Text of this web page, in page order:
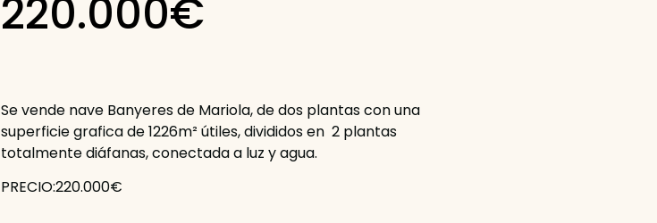
220.000€
Se vende nave Banyeres de Mariola, de dos plantas con una
superficie grafica de 1226m² útiles, divididos en 2 plantas
totalmente diáfanas, conectada a luz y agua.
PRECIO:220.000€